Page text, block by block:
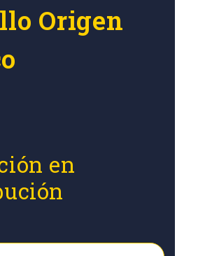
Origen
en